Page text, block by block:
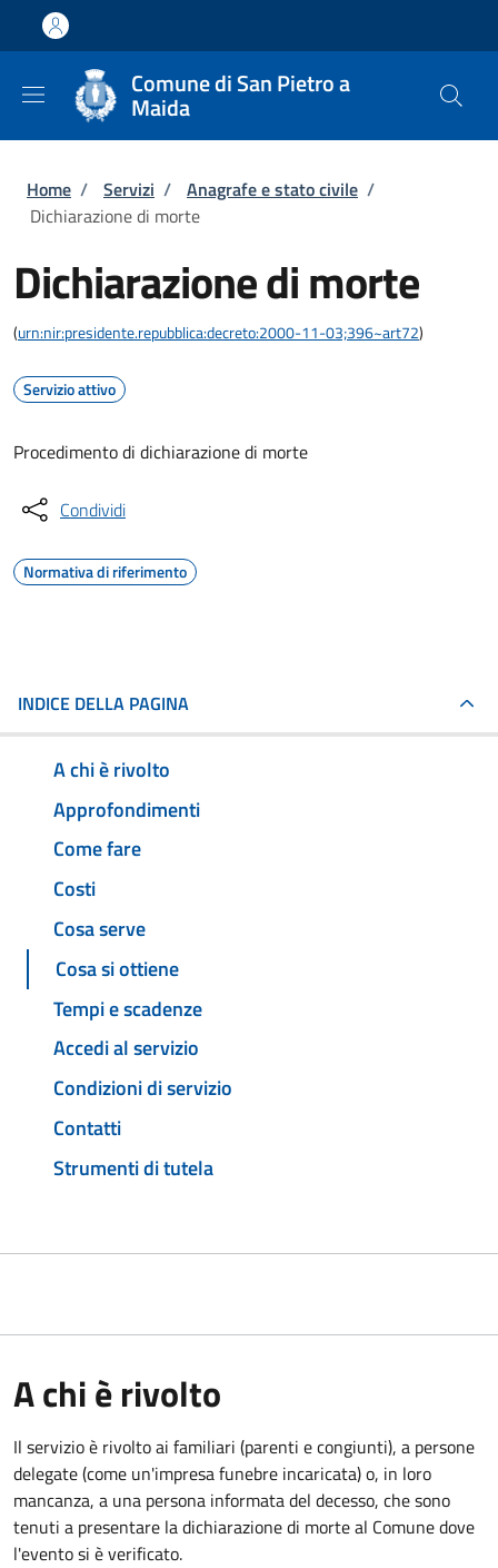
Salta al contenuto principale
Skip to footer content
Comune di San Pietro a
Maida
Briciole di pane
Home / Servizi / Anagrafe e stato civile /
Dichiarazione di morte
Dichiarazione di morte
(urn:nir:presidente.repubblica:decreto:2000-11-03;396~art72)
Servizio attivo
Procedimento di dichiarazione di morte
Condividi
Normativa di riferimento
INDICE DELLA PAGINA
A chi è rivolto
Approfondimenti
Come fare
Costi
Cosa serve
Cosa si ottiene
Tempi e scadenze
Accedi al servizio
Condizioni di servizio
Contatti
Strumenti di tutela
A chi è rivolto
Il servizio è rivolto ai familiari (parenti e congiunti), a persone
delegate (come un'impresa funebre incaricata) o, in loro
mancanza, a una persona informata del decesso, che sono
tenuti a presentare la dichiarazione di morte al Comune dove
l'evento si è verificato.